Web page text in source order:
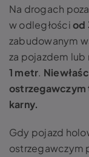
Na drogach
w odległościod
zabudowanym
za pojazdem lub
1 metr.
ostrzegawczym
karny.
Gdy pojazd
ostrzegawczym